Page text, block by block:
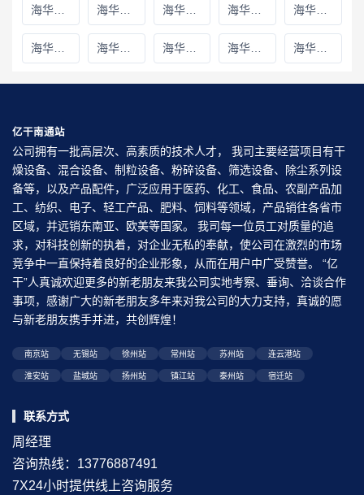
海华财务雅安线上分站 海华财务绵阳线上分站 海华财务甘孜藏族自治州线上分站 海华财务巴中线上分站 海华财务阿坝藏族羌族自治州线上分站
海华财务成都线上分站 海华财务遂宁线上分站 海华财务广元线上分站 海华财务广安线上分站 海华财务德阳线上分站
亿干南通站
公司拥有一批高层次、高素质的技术人才， 我司主要经营项目有干
燥设备、混合设备、制粒设备、粉碎设备、筛选设备、除尘系列设
备等，以及产品配件，广泛应用于医药、化工、食品、农副产品加
工、纺织、电子、轻工产品、肥料、饲料等领域，产品销往各省市
区域，并远销东南亚、欧美等国家。 我司每一位员工对质量的追
求，对科技创新的执着，对企业无私的奉献，使公司在激烈的市场
竞争中一直保持着良好的企业形象，从而在用户中广受赞誉。 “亿
干”人真诚欢迎更多的新老朋友来我公司实地考察、垂询、洽谈合作
事项，感谢广大的新老朋友多年来对我公司的大力支持，真诚的愿
与新老朋友携手并进，共创辉煌！
南京站 无锡站 徐州站 常州站 苏州站 连云港站
淮安站 盐城站 扬州站 镇江站 泰州站 宿迁站
联系方式
周经理
咨询热线：13776887491
7X24小时提供线上咨询服务